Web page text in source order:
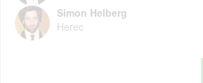
Simon Helberg
Herec